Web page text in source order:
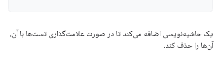
یک حاشیه‌نویسی اضافه می‌کند تا در صورت علامت‌گذاری تست‌ها با آن،
آن‌ها را حذف کند.